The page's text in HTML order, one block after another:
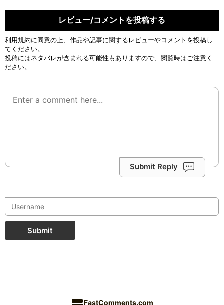
レビュー/コメントを投稿する
利用規約に同意の上、作品や記事に関するレビューやコメントを投稿し
てください。
投稿にはネタバレが含まれる可能性もありますので、閲覧時はご注意く
ださい。
Submit Reply
Submit
FastComments.com